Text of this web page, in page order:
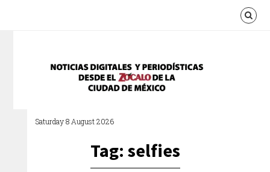
Saturday 8 August 2026
Tag: selfies